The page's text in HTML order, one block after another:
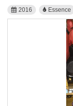
2016 Essence